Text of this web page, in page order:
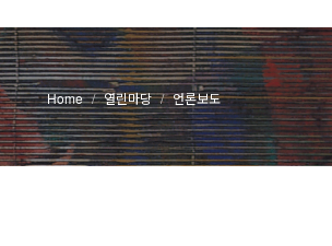
Home 열린마당 언론보도